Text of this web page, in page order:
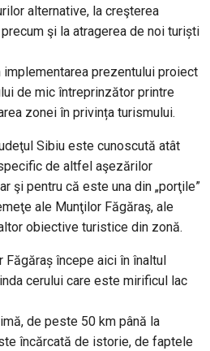
alternative, la creşterea
şi la atragerea de noi turiști
prezentului proiect
de mic întreprinzător printre
zonei în privința turismului.
Sibiu este cunoscută atât
de altfel aşezărilor
şi pentru că este una din „porţile”
ale Munţilor Făgăraş, ale
obiective turistice din zonă.
Făgăraș începe aici în înaltul
cerului care este mirificul lac
de peste 50 km până la
încărcată de istorie, de faptele